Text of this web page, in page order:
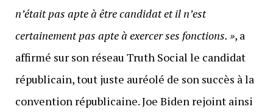
n’était pas apte à être candidat et il n’est
certainement pas apte à exercer ses fonctions. », a
affirmé sur son réseau Truth Social le candidat
républicain, tout juste auréolé de son succès à la
convention républicaine. Joe Biden rejoint ainsi